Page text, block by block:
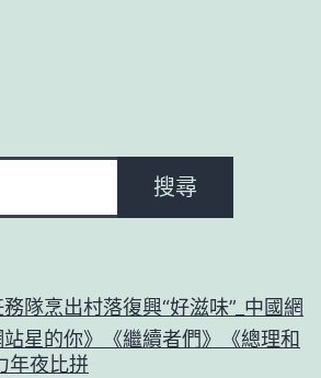
搜尋
隊烹出村落復興“好滋味”_中國網
站星的你》《繼續者們》《總理和
年夜比拼